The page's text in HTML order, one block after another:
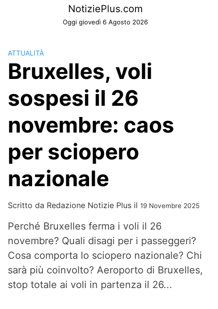
NotiziePlus.com
Oggi giovedì 6 Agosto 2026
ATTUALITÀ
Bruxelles, voli
sospesi il 26
novembre: caos
per sciopero
nazionale
Scritto da Redazione Notizie Plus il 19 Novembre 2025
Perché Bruxelles ferma i voli il 26
novembre? Quali disagi per i passeggeri?
Cosa comporta lo sciopero nazionale? Chi
sarà più coinvolto? Aeroporto di Bruxelles,
stop totale ai voli in partenza il 26...